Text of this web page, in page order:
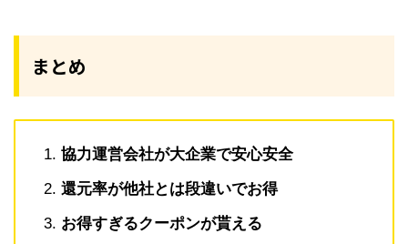
まとめ
協力運営会社が大企業で安心安全
還元率が他社とは段違いでお得
お得すぎるクーポンが貰える